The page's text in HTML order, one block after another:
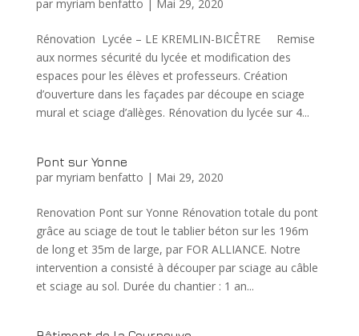
par myriam benfatto | Mai 29, 2020
Rénovation Lycée – LE KREMLIN-BICÊTRE Remise
aux normes sécurité du lycée et modification des
espaces pour les élèves et professeurs. Création
d’ouverture dans les façades par découpe en sciage
mural et sciage d’allèges. Rénovation du lycée sur 4...
Pont sur Yonne
par myriam benfatto | Mai 29, 2020
Renovation Pont sur Yonne Rénovation totale du pont
grâce au sciage de tout le tablier béton sur les 196m
de long et 35m de large, par FOR ALLIANCE. Notre
intervention a consisté à découper par sciage au câble
et sciage au sol. Durée du chantier : 1 an...